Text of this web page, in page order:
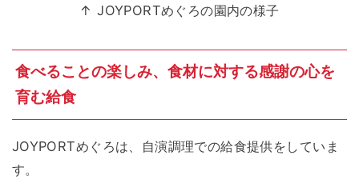
↑ JOYPORTめぐろの園内の様子
食べることの楽しみ、食材に対する感謝の心を
育む給食
JOYPORTめぐろは、自演調理での給食提供をしていま
す。